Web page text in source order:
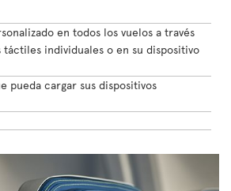
en todos los vuelos a través
táctiles individuales o en su dispositivo
pueda cargar sus dispositivos